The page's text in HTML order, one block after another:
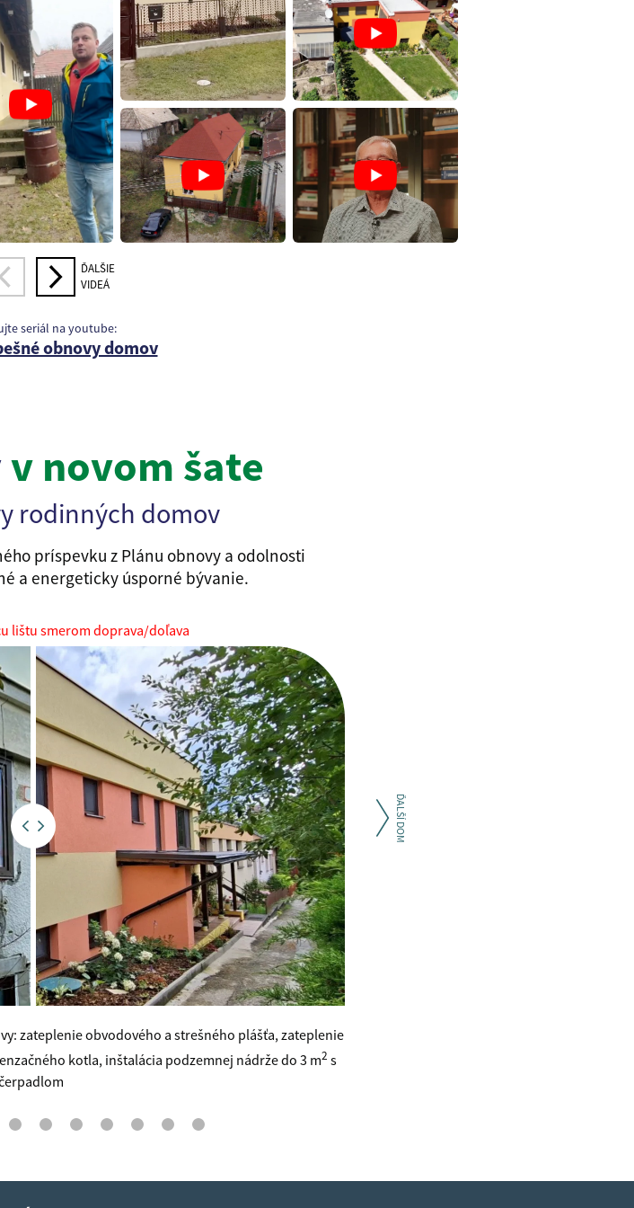
ĎALŠIE
VIDEÁ
seriál na youtube:
obnovy domov
v novom šate
rodinných domov
príspevku z Plánu obnovy a odolnosti
a energeticky úsporné bývanie.
lištu smerom doprava/doľava
zateplenie obvodového a strešného plášťa, zateplenie
kotla, inštalácia podzemnej nádrže do 3 m2 s